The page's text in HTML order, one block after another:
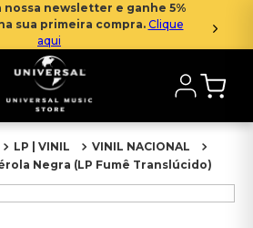
nossa newsletter e ganhe 5%
sua primeira compra. Clique
aqui
LP | VINIL
VINIL NACIONAL
Negra (LP Fumê Translúcido)